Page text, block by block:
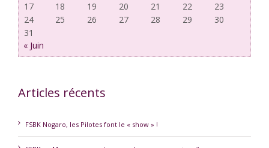
17
18 19 20 21 22
23
24
25 26 27 28 29
30
31
« Juin
Articles récents
FSBK Nogaro, les Pilotes font le « show » !